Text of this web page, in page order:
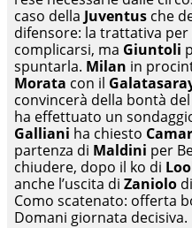
caso della Juventus che
difensore: la trattativa per
complicarsi, ma Giuntoli
spuntarla. Milan in
Morata con il
convincerà della bontà
ha effettuato un
Galliani ha chiesto
partenza di Maldini per
chiudere, dopo il ko di
anche l’uscita di Zaniolo
Como scatenato: offerta
Domani giornata decisiva.